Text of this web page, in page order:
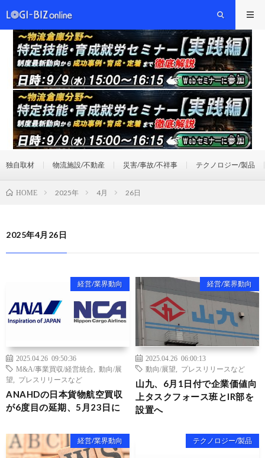
独自取材 物流施設/不動産 災害/事故/不祥事 テクノロジー/製品
HOME 2025年 4月 26日
2025年4月26日
経営/業界動向
2025.04.26 09:50:36
M&A/事業買収/経営統合
動向/展
望
プレスリリースなど
ANAHDの日本貨物航空買収
が6度目の延期、5月23日に
経営/業界動向
2025.04.26 06:00:13
動向/展望
プレスリリースなど
山九、6月1日付で企業価値向
上タスクフォース班とIR部を
設置へ
経営/業界動向 テクノロジー/製品